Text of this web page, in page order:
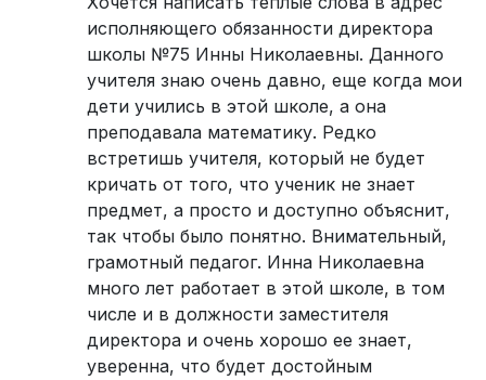
исполняющего обязанности директора
школы №75 Инны Николаевны. Данного
учителя знаю очень давно, еще когда мои
дети учились в этой школе, а она
преподавала математику. Редко
встретишь учителя, который не будет
кричать от того, что ученик не знает
предмет, а просто и доступно объяснит,
так чтобы было понятно. Внимательный,
грамотный педагог. Инна Николаевна
много лет работает в этой школе, в том
числе и в должности заместителя
директора и очень хорошо ее знает,
уверенна, что будет достойным